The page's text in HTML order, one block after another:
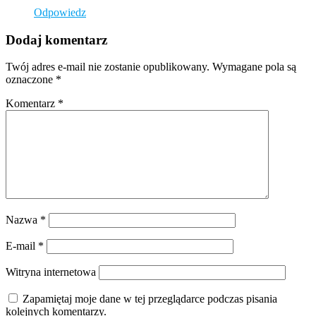
Odpowiedz
Dodaj komentarz
Twój adres e-mail nie zostanie opublikowany. Wymagane pola są
oznaczone *
Komentarz *
Nazwa *
E-mail *
Witryna internetowa
Zapamiętaj moje dane w tej przeglądarce podczas pisania
kolejnych komentarzy.